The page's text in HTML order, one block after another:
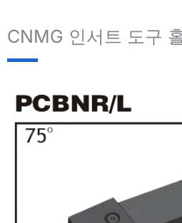
CNMG 인서트 도구